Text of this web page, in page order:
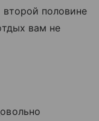
второй половине
вам не